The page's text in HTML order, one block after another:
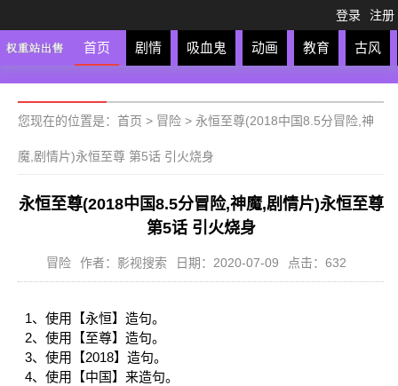
登录 注册
首页 剧情 吸血鬼 动画 教育 古风
轻松 校园 科幻 亲子 格斗 运动 恋爱 竞
您现在的位置是： 首页 > 冒险 > 永恒至尊(2018中国8.5分冒险,神
魔,剧情片)永恒至尊 第5话 引火烧身
永恒至尊(2018中国8.5分冒险,神魔,剧情片)永恒至尊
第5话 引火烧身
冒险 作者：影视搜索 日期：2020-07-09 点击：632
1、使用【永恒】造句。
2、使用【至尊】造句。
3、使用【2018】造句。
4、使用【中国】来造句。